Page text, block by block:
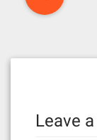
Leave